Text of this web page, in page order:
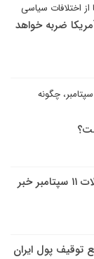
اختلافات سیاسی
ضربه خواهد
شانزده سال پس از 11 سپتامبر، چگونه
اسناد جدید از ارتباط قطر با حملات ۱۱ سپتامبر خبر
توقیف پول ایران